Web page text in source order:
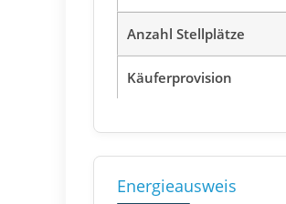
Anzahl Stellplätze
Käuferprovision
Energieausweis